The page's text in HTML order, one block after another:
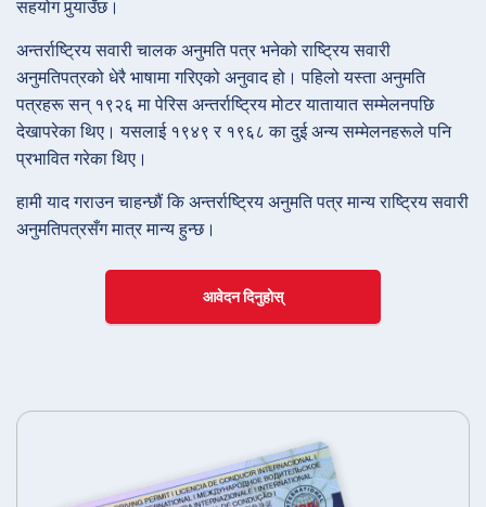
सहयोग पुर्‍याउँछ।
अन्तर्राष्ट्रिय सवारी चालक अनुमति पत्र भनेको राष्ट्रिय सवारी
अनुमतिपत्रको धेरै भाषामा गरिएको अनुवाद हो। पहिलो यस्ता अनुमति
पत्रहरू सन् १९२६ मा पेरिस अन्तर्राष्ट्रिय मोटर यातायात सम्मेलनपछि
देखापरेका थिए। यसलाई १९४९ र १९६८ का दुई अन्य सम्मेलनहरूले पनि
प्रभावित गरेका थिए।
हामी याद गराउन चाहन्छौं कि अन्तर्राष्ट्रिय अनुमति पत्र मान्य राष्ट्रिय सवारी
अनुमतिपत्रसँग मात्र मान्य हुन्छ।
आवेदन दिनुहोस्